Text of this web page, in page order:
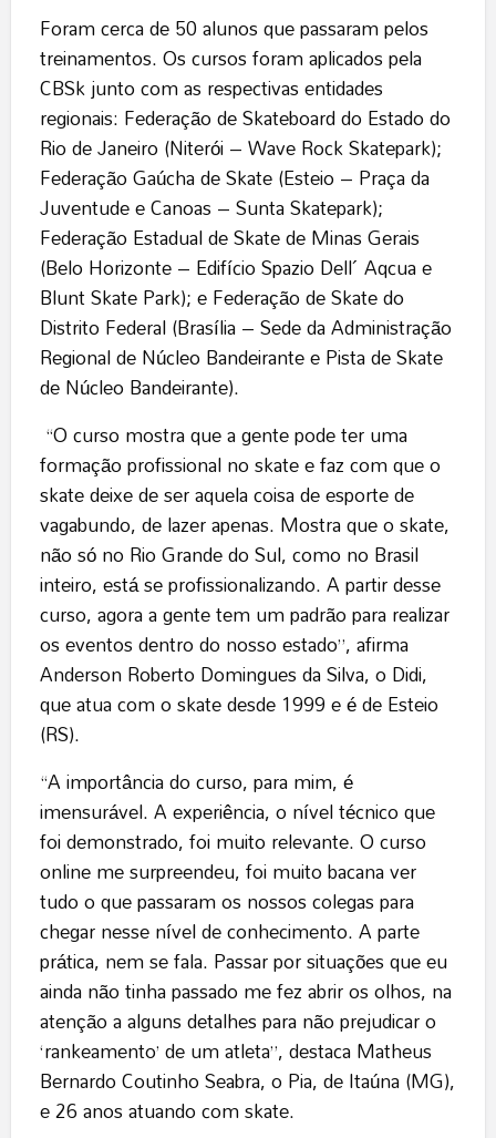
Foram cerca de 50 alunos que passaram pelos
treinamentos. Os cursos foram aplicados pela
CBSk junto com as respectivas entidades
regionais: Federação de Skateboard do Estado do
Rio de Janeiro (Niterói – Wave Rock Skatepark);
Federação Gaúcha de Skate (Esteio – Praça da
Juventude e Canoas – Sunta Skatepark);
Federação Estadual de Skate de Minas Gerais
(Belo Horizonte – Edifício Spazio Dell´ Aqcua e
Blunt Skate Park); e Federação de Skate do
Distrito Federal (Brasília – Sede da Administração
Regional de Núcleo Bandeirante e Pista de Skate
de Núcleo Bandeirante).
“O curso mostra que a gente pode ter uma
formação profissional no skate e faz com que o
skate deixe de ser aquela coisa de esporte de
vagabundo, de lazer apenas. Mostra que o skate,
não só no Rio Grande do Sul, como no Brasil
inteiro, está se profissionalizando. A partir desse
curso, agora a gente tem um padrão para realizar
os eventos dentro do nosso estado”, afirma
Anderson Roberto Domingues da Silva, o Didi,
que atua com o skate desde 1999 e é de Esteio
(RS).
“A importância do curso, para mim, é
imensurável. A experiência, o nível técnico que
foi demonstrado, foi muito relevante. O curso
online me surpreendeu, foi muito bacana ver
tudo o que passaram os nossos colegas para
chegar nesse nível de conhecimento. A parte
prática, nem se fala. Passar por situações que eu
ainda não tinha passado me fez abrir os olhos, na
atenção a alguns detalhes para não prejudicar o
‘rankeamento’ de um atleta”, destaca Matheus
Bernardo Coutinho Seabra, o Pia, de Itaúna (MG),
e 26 anos atuando com skate.